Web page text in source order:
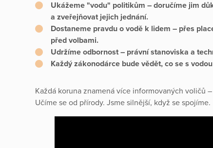
Ukážeme "vodu" politikům – doručíme jim
a zveřejňovat jejich jednání.
Dostaneme pravdu o vodě k lidem – přes
před volbami.
Udržíme odbornost – právní stanoviska a
Každý zákonodárce bude vědět, co se s
Každá koruna znamená více informovaných voličů
Učíme se od přírody. Jsme silnější, když se spojíme.